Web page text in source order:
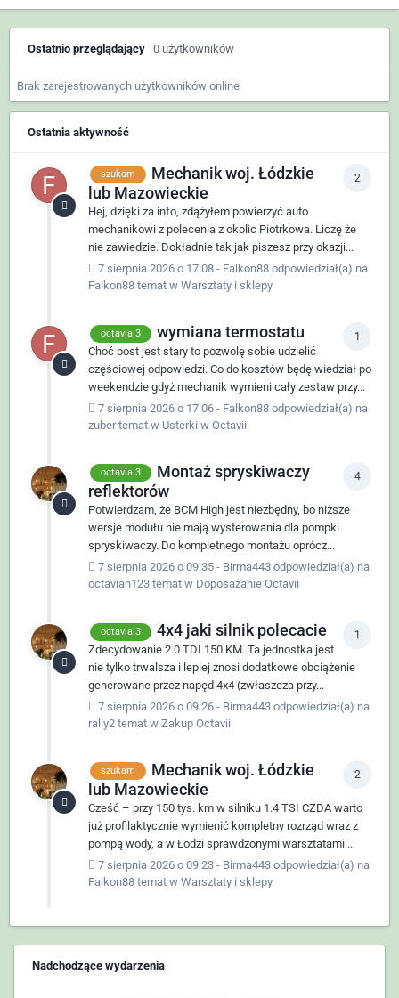
Ostatnio przeglądający 0 użytkowników
Brak zarejestrowanych użytkowników online
Ostatnia aktywność
2
szukam
Mechanik woj. Łódzkie
lub Mazowieckie
Hej, dzięki za info, zdążyłem powierzyć auto
mechanikowi z polecenia z okolic Piotrkowa. Liczę że
nie zawiedzie. Dokładnie tak jak piszesz przy okazji...
7 sierpnia 2026 o 17:08 - Falkon88 odpowiedział(a) na
Falkon88 temat w Warsztaty i sklepy
1
octavia 3 wymiana termostatu
Choć post jest stary to pozwolę sobie udzielić
częściowej odpowiedzi. Co do kosztów będę wiedział po
weekendzie gdyż mechanik wymieni cały zestaw przy...
7 sierpnia 2026 o 17:06 - Falkon88 odpowiedział(a) na
zubertemat w Usterki w Octavii
4
octavia 3
Montaż spryskiwaczy
reflektorów
Potwierdzam, że BCM High jest niezbędny, bo niższe
wersje modułu nie mają wysterowania dla pompki
spryskiwaczy. Do kompletnego montażu oprócz...
7 sierpnia 2026 o 09:35 - Birma443 odpowiedział(a) na
octavian123 temat w Doposażanie Octavii
1
octavia 3 4x4 jaki silnik polecacie
Zdecydowanie 2.0 TDI 150 KM. Ta jednostka jest
nie tylko trwalsza i lepiej znosi dodatkowe obciążenie
generowane przez napęd 4x4 (zwłaszcza przy...
7 sierpnia 2026 o 09:26 - Birma443 odpowiedział(a) na
rally2 temat w Zakup Octavii
2
szukam
Mechanik woj. Łódzkie
lub Mazowieckie
Cześć – przy 150 tys. km w silniku 1.4 TSI CZDA warto
już profilaktycznie wymienić kompletny rozrząd wraz z
pompą wody, a w Łodzi sprawdzonymi warsztatami...
7 sierpnia 2026 o 09:23 - Birma443 odpowiedział(a) na
Falkon88 temat w Warsztaty i sklepy
Nadchodzące wydarzenia